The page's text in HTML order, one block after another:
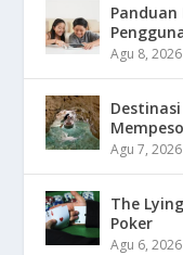
Agu 8, 2026
Agu 7, 2026
The
Poker
Agu 6, 2026